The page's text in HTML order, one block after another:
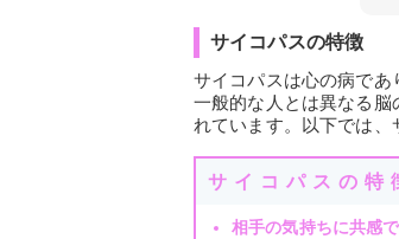
サイコパスの特徴
サイコパスは心の病であ
一般的な人とは異なる脳
れています。以下では、
サイコパスの特
相手の気持ちに共感